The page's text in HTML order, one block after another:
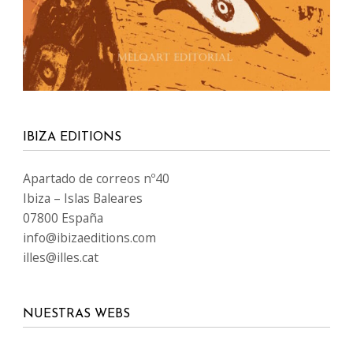
IBIZA EDITIONS
Apartado de correos nº40
Ibiza – Islas Baleares
07800 España
info@ibizaeditions.com
illes@illes.cat
NUESTRAS WEBS